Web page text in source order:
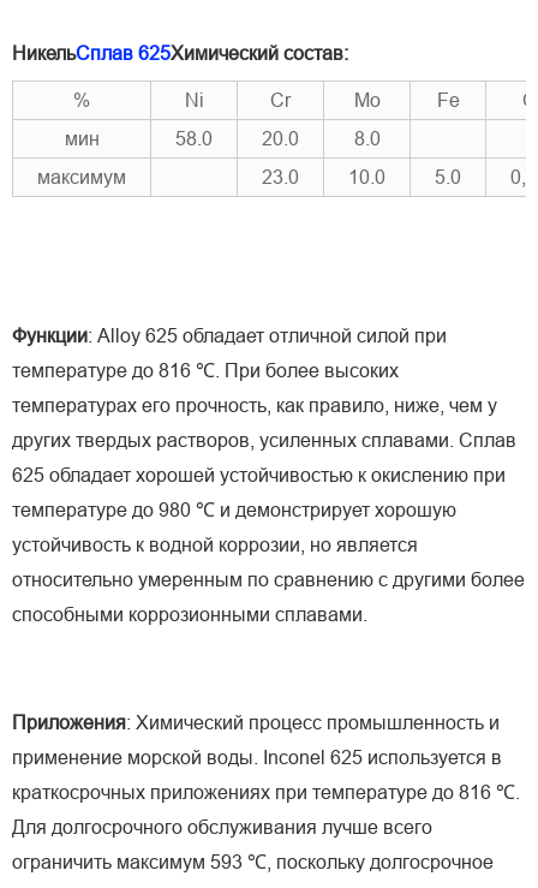
НикельСплав 625Химический состав:
% Ni Cr Mo Fe
C
мин
58.0 20.0
8.0
максимум
23.0 10.0 5.0
Функции: Alloy 625 обладает отличной силой при
температуре до 816 ℃. При более высоких
температурах его прочность, как правило, ниже, чем у
других твердых растворов, усиленных сплавами. Сплав
625 обладает хорошей устойчивостью к окислению при
температуре до 980 ℃ и демонстрирует хорошую
устойчивость к водной коррозии, но является
относительно умеренным по сравнению с другими более
способными коррозионными сплавами.
Приложения: Химический процесс промышленность и
применение морской воды. Inconel 625 используется в
краткосрочных приложениях при температуре до 816 ℃.
Для долгосрочного обслуживания лучше всего
ограничить максимум 593 ℃, поскольку долгосрочное